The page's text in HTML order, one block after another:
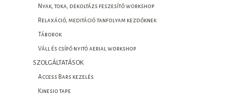
Nyak, toka, dekoltázs feszesítő workshop
Relaxáció, meditáció tanfolyam kezdőknek
Táborok
Váll és csípő nyitó aerial workshop
SZOLGÁLTATÁSOK
Access Bars kezelés
Kinesio tape